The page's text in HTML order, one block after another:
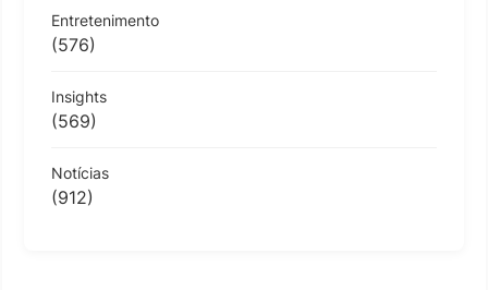
Entretenimento
(576)
Insights
(569)
Notícias
(912)